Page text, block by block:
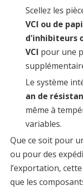
Scellez les
VCI ou de
d'inhibiteurs
VCI pour une
Le système
an de
même à
variables.
Que ce soit pour
ou pour des
l’exportation,
que les